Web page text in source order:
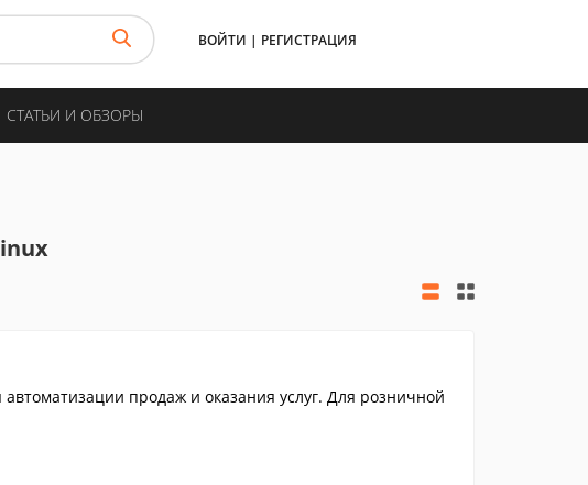
ВОЙТИ | РЕГИСТРАЦИЯ
СТАТЬИ И ОБЗОРЫ
продаж и оказания услуг. Для розничной